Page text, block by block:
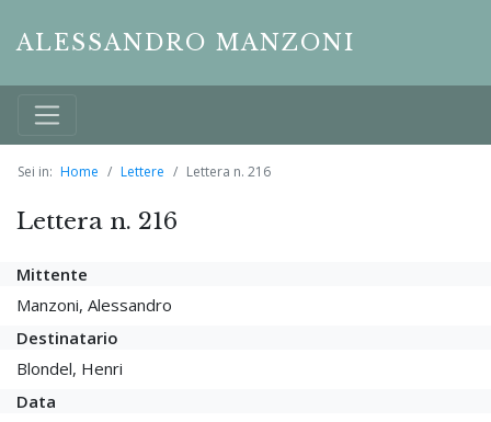
ALESSANDRO MANZONI
Sei in: Home Lettere Lettera n. 216
Lettera n. 216
Mittente
Manzoni, Alessandro
Destinatario
Blondel, Henri
Data